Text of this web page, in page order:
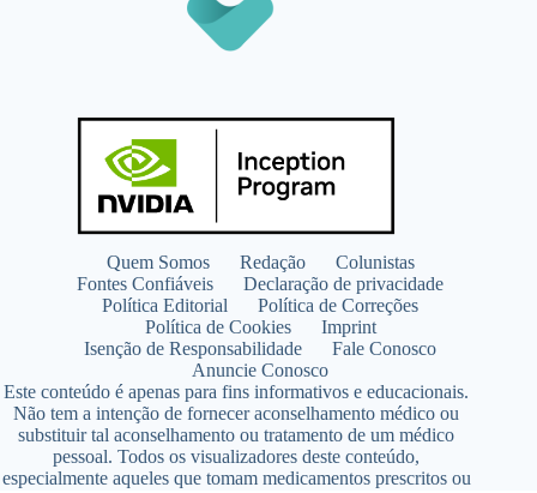
Quem Somos Redação
Colunistas
Fontes Confiáveis
Declaração de privacidade
Política Editorial
Política de Correções
Política de Cookies
Imprint
Isenção de Responsabilidade
Fale Conosco
Anuncie Conosco
Este conteúdo é apenas para fins informativos e educacionais.
Não tem a intenção de fornecer aconselhamento médico ou
substituir tal aconselhamento ou tratamento de um médico
pessoal. Todos os visualizadores deste conteúdo,
especialmente aqueles que tomam medicamentos prescritos ou